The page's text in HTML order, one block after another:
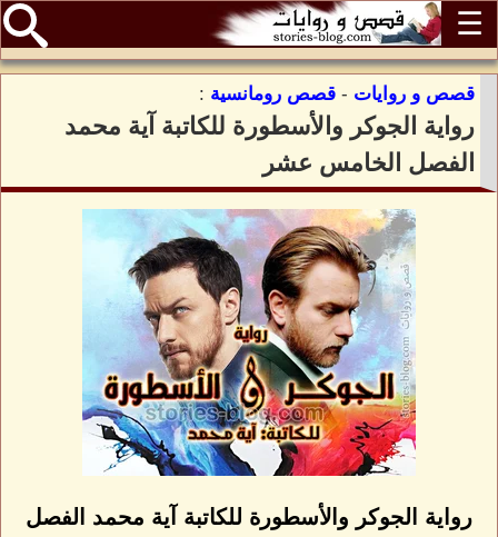
☰
قصص و روايات - قصص رومانسية :
رواية الجوكر والأسطورة للكاتبة آية محمد
الفصل الخامس عشر
رواية الجوكر والأسطورة للكاتبة آية محمد الفصل